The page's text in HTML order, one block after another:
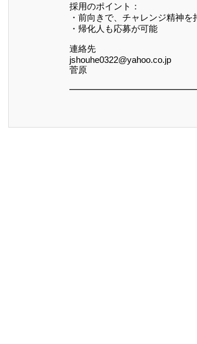
採用のポイント：
・前向きで、チャレンジ精神を
・帰化人も応募が可能
連絡先
jshouhe0322@yahoo.co.jp
菅原